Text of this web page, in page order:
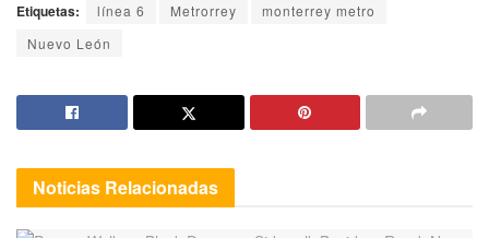
Etiquetas: línea 6 Metrorrey
monterrey metro
Nuevo León
Noticias Relacionadas